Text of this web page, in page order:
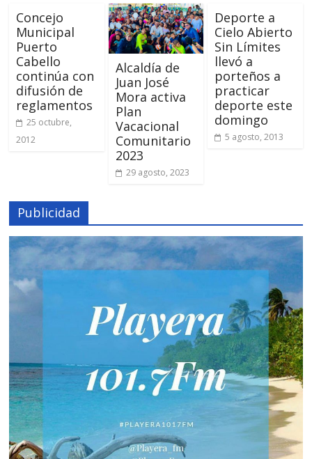
Concejo
Municipal
Puerto
Cabello
continúa con
difusión de
reglamentos
25 octubre,
2012
Alcaldía de
Juan José
Mora activa
Plan
Vacacional
Comunitario
2023
29 agosto, 2023
Deporte a
Cielo Abierto
Sin Límites
llevó a
porteños a
practicar
deporte este
domingo
5 agosto, 2013
Publicidad